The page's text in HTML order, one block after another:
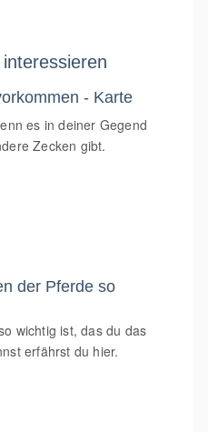
- Karte
es in deiner Gegend
Zecken gibt.
der Pferde so
wichtig ist, das du das
erfährst du hier.